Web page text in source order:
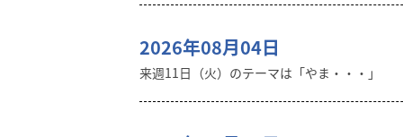
2026年08月04日
来週11日（火）のテーマは「やま・・・」